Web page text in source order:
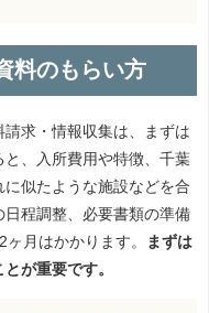
料のもらい方
求・情報収集は、まずは
、入所費用や特徴、千葉
似たような施設などを合
程調整、必要書類の準備
月はかかります。
まずは
が重要です。